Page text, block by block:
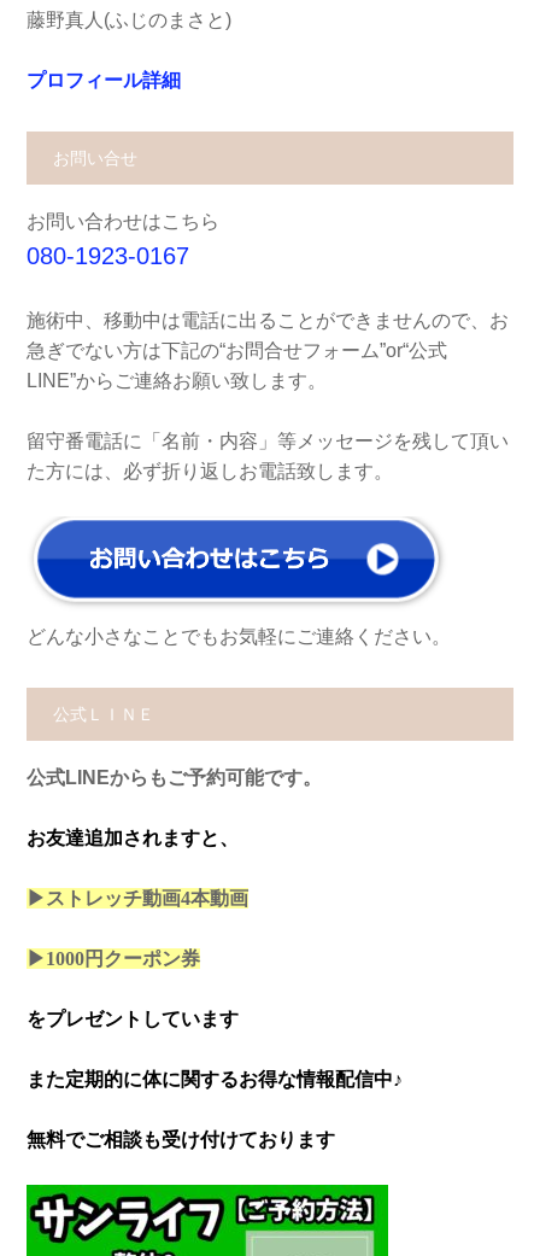
藤野真人(ふじのまさと)
プロフィール詳細
お問い合せ
お問い合わせはこちら
080-1923-0167
施術中、移動中は電話に出ることができませんので、お
急ぎでない方は下記の“お問合せフォーム”or“公式
LINE”からご連絡お願い致します。
留守番電話に「名前・内容」等メッセージを残して頂い
た方には、必ず折り返しお電話致します。
どんな小さなことでもお気軽にご連絡ください。
公式ＬＩＮＥ
公式LINEからもご予約可能です。
お友達追加されますと、
▶ストレッチ動画4本動画
▶1000円クーポン券
をプレゼントしています
また定期的に体に関するお得な情報配信中♪
無料でご相談も受け付けております